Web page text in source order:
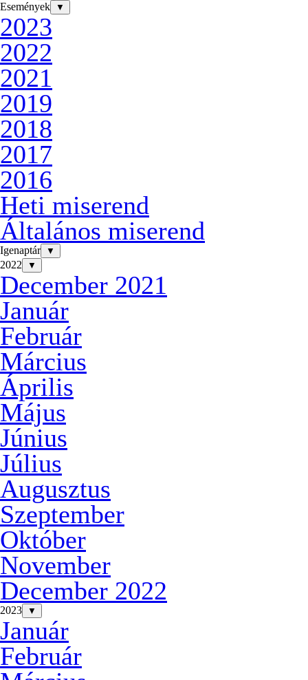
Események ▼
2023
2022
2021
2019
2018
2017
2016
Heti miserend
Általános miserend
Igenaptár ▼
2022 ▼
December 2021
Január
Február
Március
Április
Május
Június
Július
Augusztus
Szeptember
Október
November
December 2022
2023 ▼
Január
Február